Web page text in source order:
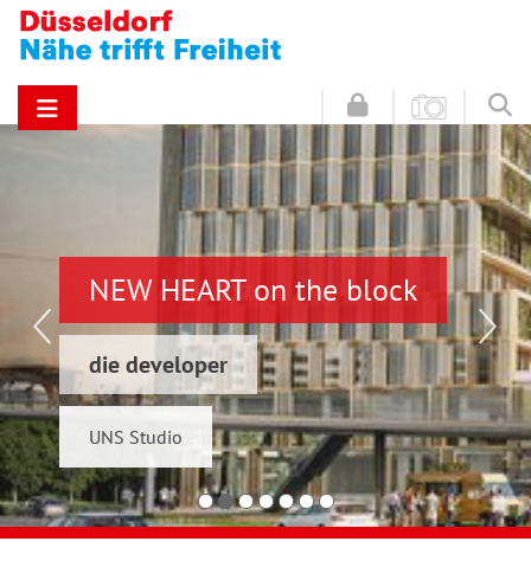
NEW HEART on the block
die developer
UNS Studio
Hinz & Kunz
Schwelmer7 GmbH
Konrad & Wennemar